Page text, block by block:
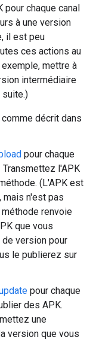
chaque canal
à une version
il est peu
ces actions au
mettre à
intermédiaire
suite.)
décrit dans
pour chaque
l'APK
(L'APK est
mais n'est pas
renvoie
que vous
version pour
le publierez sur
pour chaque
des APK.
une
version que vous